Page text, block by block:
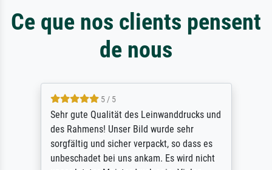
Ce que nos clients pensent
de nous
5 / 5
Sehr gute Qualität des Leinwanddrucks und
des Rahmens! Unser Bild wurde sehr
sorgfältig und sicher verpackt, so dass es
unbeschadet bei uns ankam. Es wird nicht